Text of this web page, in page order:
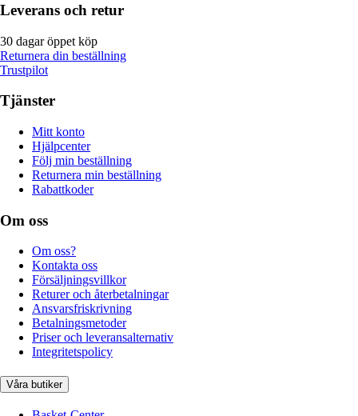
Leverans och retur
30 dagar öppet köp
Returnera din beställning
Trustpilot
Tjänster
Mitt konto
Hjälpcenter
Följ min beställning
Returnera min beställning
Rabattkoder
Om oss
Om oss?
Kontakta oss
Försäljningsvillkor
Returer och återbetalningar
Ansvarsfriskrivning
Betalningsmetoder
Priser och leveransalternativ
Integritetspolicy
Våra butiker